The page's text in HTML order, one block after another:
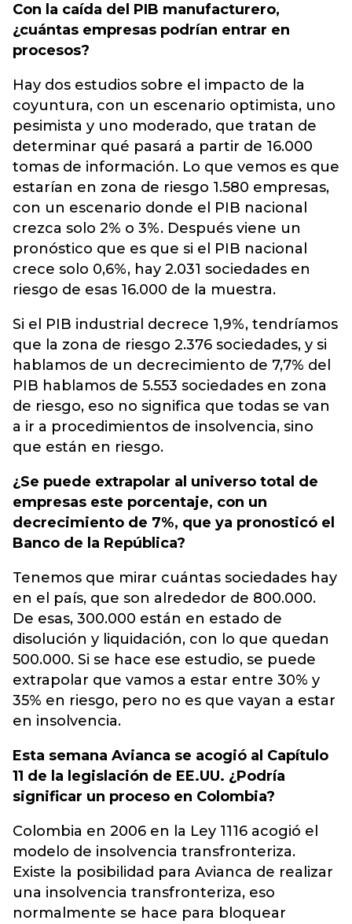
Con la caída del PIB manufacturero,
¿cuántas empresas podrían entrar en
procesos?
Hay dos estudios sobre el impacto de la
coyuntura, con un escenario optimista, uno
pesimista y uno moderado, que tratan de
determinar qué pasará a partir de 16.000
tomas de información. Lo que vemos es que
estarían en zona de riesgo 1.580 empresas,
con un escenario donde el PIB nacional
crezca solo 2% o 3%. Después viene un
pronóstico que es que si el PIB nacional
crece solo 0,6%, hay 2.031 sociedades en
riesgo de esas 16.000 de la muestra.
Si el PIB industrial decrece 1,9%, tendríamos
que la zona de riesgo 2.376 sociedades, y si
hablamos de un decrecimiento de 7,7% del
PIB hablamos de 5.553 sociedades en zona
de riesgo, eso no significa que todas se van
a ir a procedimientos de insolvencia, sino
que están en riesgo.
¿Se puede extrapolar al universo total de
empresas este porcentaje, con un
decrecimiento de 7%, que ya pronosticó el
Banco de la República?
Tenemos que mirar cuántas sociedades hay
en el país, que son alrededor de 800.000.
De esas, 300.000 están en estado de
disolución y liquidación, con lo que quedan
500.000. Si se hace ese estudio, se puede
extrapolar que vamos a estar entre 30% y
35% en riesgo, pero no es que vayan a estar
en insolvencia.
Esta semana Avianca se acogió al Capítulo
11 de la legislación de EE.UU. ¿Podría
significar un proceso en Colombia?
Colombia en 2006 en la Ley 1116 acogió el
modelo de insolvencia transfronteriza.
Existe la posibilidad para Avianca de realizar
una insolvencia transfronteriza, eso
normalmente se hace para bloquear